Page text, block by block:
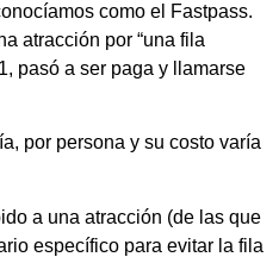
como el Fastpass.
atracción por “una fila
pasó a ser paga y llamarse
por persona y su costo varía
a una atracción (de las que
específico para evitar la fila